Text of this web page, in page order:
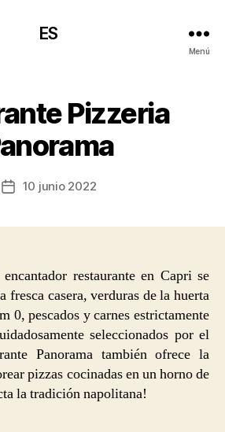
ES
Menú
Pizzeria
Fecha10 junio 2022
restaurante en Capri se
fresca casera, verduras de la huerta
0, pescados y carnes estrictamente
seleccionados por el
Panorama también ofrece la
pizzas cocinadas en un horno de
la tradición napolitana!